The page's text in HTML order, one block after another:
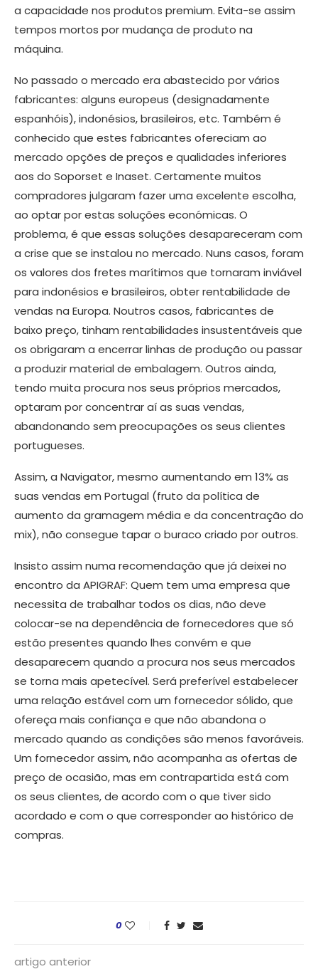
a capacidade nos produtos premium. Evita-se assim
tempos mortos por mudança de produto na
máquina.
No passado o mercado era abastecido por vários
fabricantes: alguns europeus (designadamente
espanhóis), indonésios, brasileiros, etc. Também é
conhecido que estes fabricantes ofereciam ao
mercado opções de preços e qualidades inferiores
aos do Soporset e Inaset. Certamente muitos
compradores julgaram fazer uma excelente escolha,
ao optar por estas soluções económicas. O
problema, é que essas soluções desapareceram com
a crise que se instalou no mercado. Nuns casos, foram
os valores dos fretes marítimos que tornaram inviável
para indonésios e brasileiros, obter rentabilidade de
vendas na Europa. Noutros casos, fabricantes de
baixo preço, tinham rentabilidades insustentáveis que
os obrigaram a encerrar linhas de produção ou passar
a produzir material de embalagem. Outros ainda,
tendo muita procura nos seus próprios mercados,
optaram por concentrar aí as suas vendas,
abandonando sem preocupações os seus clientes
portugueses.
Assim, a Navigator, mesmo aumentando em 13% as
suas vendas em Portugal (fruto da política de
aumento da gramagem média e da concentração do
mix), não consegue tapar o buraco criado por outros.
Insisto assim numa recomendação que já deixei no
encontro da APIGRAF: Quem tem uma empresa que
necessita de trabalhar todos os dias, não deve
colocar-se na dependência de fornecedores que só
estão presentes quando lhes convém e que
desaparecem quando a procura nos seus mercados
se torna mais apetecível. Será preferível estabelecer
uma relação estável com um fornecedor sólido, que
ofereça mais confiança e que não abandona o
mercado quando as condições são menos favoráveis.
Um fornecedor assim, não acompanha as ofertas de
preço de ocasião, mas em contrapartida está com
os seus clientes, de acordo com o que tiver sido
acordado e com o que corresponder ao histórico de
compras.
0
artigo anterior